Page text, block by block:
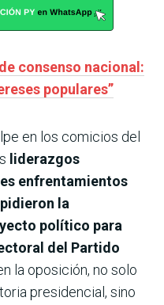
consenso nacional:
populares”
en los comicios del
liderazgos
enfrentamientos
la
político para
del Partido
la oposición, no solo
presidencial, sino